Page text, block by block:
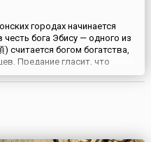
городах начинается
бога Эбису — одного из
считается богом богатства,
Предание гласит, что
Землю и превратила в
хлеб насущный. Поэтому-то
людей этих п...